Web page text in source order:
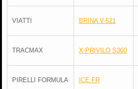
VIATTI BRINA V-521
TRACMAX X-PRIVILO S360
PIRELLI FORMULA ICE FR